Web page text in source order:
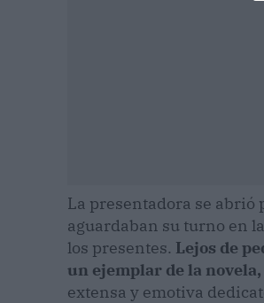
La presentadora se abrió
aguardaban su turno en
los presentes. Lejos de
un ejemplar de la novela,
extensa y emotiva